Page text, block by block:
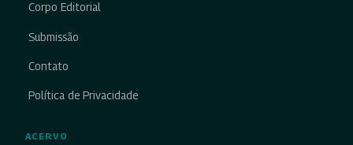
Corpo Editorial
Submissão
Contato
Política de Privacidade
ACERVO